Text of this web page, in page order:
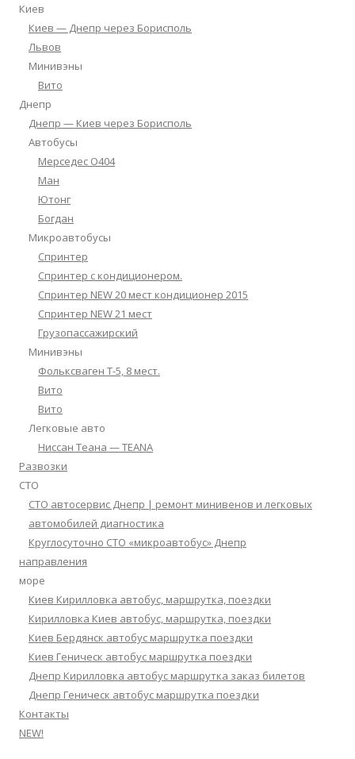
Киев
Киев — Днепр через Борисполь
Львов
Минивэны
Вито
Днепр
Днепр — Киев через Борисполь
Автобусы
Мерседес О404
Ман
Ютонг
Богдан
Микроавтобусы
Спринтер
Спринтер с кондиционером.
Спринтер NEW 20 мест кондиционер 2015
Спринтер NEW 21 мест
Грузопассажирский
Минивэны
Фольксваген Т-5, 8 мест.
Вито
Вито
Легковые авто
Ниссан Теана — TEANA
Развозки
СТО
СТО автосервис Днепр | ремонт минивенов и легковых
автомобилей диагностика
Круглосуточно СТО «микроавтобус» Днепр
направления
море
Киев Кирилловка автобус, маршрутка, поездки
Кирилловка Киев автобус, маршрутка, поездки
Киев Бердянск автобус маршрутка поездки
Киев Геническ автобус маршрутка поездки
Днепр Кирилловка автобус маршрутка заказ билетов
Днепр Геническ автобус маршрутка поездки
Контакты
NEW!